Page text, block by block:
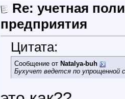
Re: учетная
предприятия
Цитата:
Сообщение от Natalya-buh
Бухучет ведется по упрощенной